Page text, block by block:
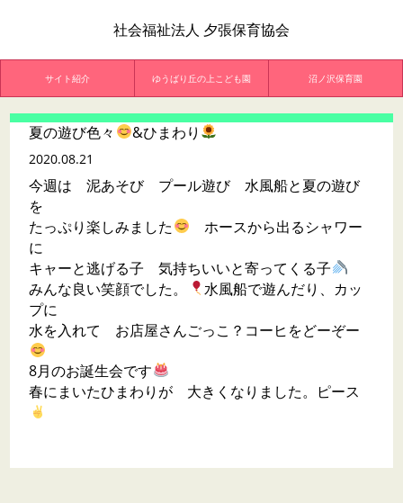
社会福祉法人 夕張保育協会
サイト紹介 ゆうばり丘の上こども園 沼ノ沢保育園
夏の遊び色々 &ひまわり
2020.08.21
今週は 泥あそび プール遊び 水風船と夏の遊び
を
たっぷり楽しみました
ホースから出るシャワー
に
キャーと逃げる子 気持ちいいと寄ってくる子
みんな良い笑顔でした。
水風船で遊んだり、カッ
プに
水を入れて お店屋さんごっこ？コーヒをどーぞー
8月のお誕生会です
春にまいたひまわりが 大きくなりました。ピース